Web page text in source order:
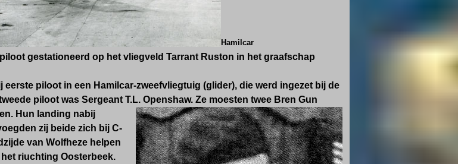
Hamilcar
gestationeerd op het vliegveld Tarrant Ruston in het graafschap
eerste piloot in een Hamilcar-zweefvliegtuig (glider), die werd ingezet bij de
piloot was Sergeant T.L.Openshaw. Ze moesten twee Bren Gun
Hun landing nabij
zij beide zich bij C-
van Wolfheze helpen
riuchting Oosterbeek.